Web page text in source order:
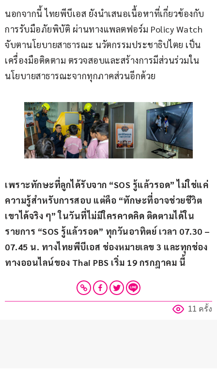
นอกจากนี้ ไทยพีบีเอส ยังนำเสนอเนื้อหาที่เกี่ยวข้องกับ
การรับมือภัยพิบัติ ผ่านทางแพลตฟอร์ม Policy Watch
จับตานโยบายสาธารณะ นวัตกรรมประชาธิปไตย เป็น
เครื่องมือติดตาม ตรวจสอบและสร้างการมีส่วนร่วมใน
นโยบายสาธารณะจากทุกภาคส่วนอีกด้วย
เพราะทักษะที่ลูกได้รับจาก “SOS รู้แล้วรอด” ไม่ใช่แค่
ความรู้สำหรับการสอบ แต่คือ “ทักษะที่อาจช่วยชีวิต
เขาได้จริง ๆ” ในวันที่ไม่มีใครคาดคิด ติดตามได้ใน
รายการ “SOS รู้แล้วรอด” ทุกวันอาทิตย์ เวลา 07.30 –
07.45 น. ทางไทยพีบีเอส ช่องหมายเลข 3 และทุกช่อง
ทางออนไลน์ของ Thai PBS เริ่ม 19 กรกฎาคม นี้
11 ครั้ง